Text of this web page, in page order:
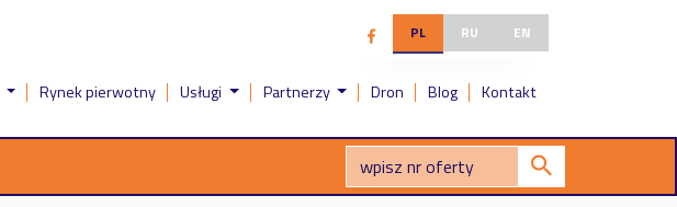
PL RU EN
Rynek pierwotny Usługi Partnerzy Dron Blog Kontakt